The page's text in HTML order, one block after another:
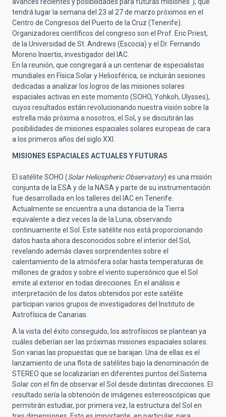
tendrá lugar la semana del 23 al 27 de marzo próximos en el
Centro de Congresos del Puerto de la Cruz (Tenerife).
Organizadores científicos del congreso son el Prof. Eric Priest,
de la Universidad de St. Andrews (Escocia) y el Dr. Fernando
Moreno Insertis, investigador del IAC.
En la reunión, que congregará a un centenar de especialistas
mundiales en Física Solar y Heliosférica, se incluirán sesiones
dedicadas a analizar los logros de las misiones solares
espaciales activas en este momento (SOHO, Yohkoh, Ulysses),
cuyos resultados están revolucionando nuestra visión sobre la
estrella más próxima a nosotros, el Sol, y se discutirán las
posibilidades de misiones espaciales solares europeas de cara
a los primeros años del siglo XXI.
MISIONES ESPACIALES ACTUALES Y FUTURAS
El satélite SOHO (Solar Heliospheric Observatory) es una misión
conjunta de la ESA y de la NASA y parte de su instrumentación
fue desarrollada en los talleres del IAC en Tenerife.
Actualmente se encuentra a una distancia de la Tierra
equivalente a diez veces la de la Luna, observando
continuamente el Sol. Este satélite nos está proporcionando
datos hasta ahora desconocidos sobre el interior del Sol,
revelando además claves sorprendentes sobre el
calentamiento de la atmósfera solar hasta temperaturas de
millones de grados y sobre el viento supersónico que el Sol
emite al exterior en todas direcciones. En el análisis e
interpretación de los datos obtenidos por este satélite
participan varios grupos de investigadores del Instituto de
Astrofísica de Canarias.
A la vista del éxito conseguido, los astrofísicos se plantean ya
cuáles deberían ser las próximas misiones espaciales solares.
Son varias las propuestas que se barajan. Una de ellas es el
lanzamiento de una flota de satélites bajo la denominación de
STEREO que se localizarían en diferentes puntos del Sistema
Solar con el fin de observar el Sol desde distintas direcciones. El
resultado sería la obtención de imágenes estereoscópicas que
permitirán estudiar, por primera vez, la estructura del Sol en